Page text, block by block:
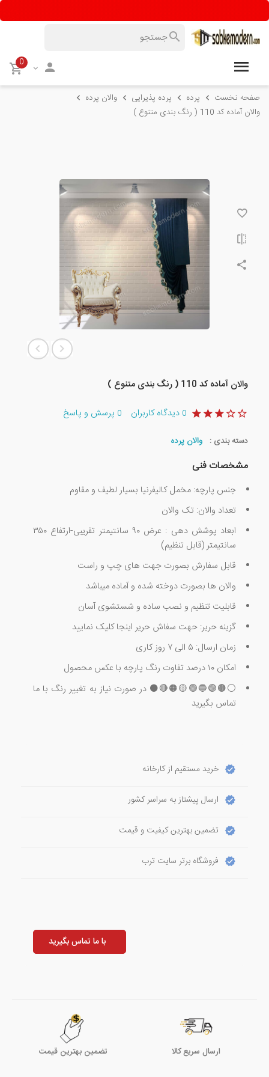
0
صفحه نخست پرده پرده پذیرایی
والان پرده
والان آماده کد 110 ( رنگ بندی متنوع )
والان آماده کد 110 ( رنگ بندی متنوع )
0 دیدگاه کاربران 0 پرسش و پاسخ
دسته بندی : والان پرده
مشخصات فنی
جنس پارچه: مخمل کالیفرنیا بسیار لطیف و مقاوم
تعداد والان: تک والان
ابعاد پوشش دهی : عرض ۹۰ سانتیمتر تقریبی-ارتفاع ۳۵۰
سانتیمتر (قابل تنظیم)
قابل سفارش بصورت جهت های چپ و راست
والان ها بصورت دوخته شده و آماده میباشد
قابلیت تنظیم و نصب ساده و شستشوی آسان
گزینه حریر: حهت سفاش حریر اینجا کلیک نمایید
زمان ارسال: ۵ الی ۷ روز کاری
امکان ۱۰ درصد تفاوت رنگ پارچه با عکس محصول
⚪🟤🟣🔵🟢🟡🟠🔴⚫ در صورت نیاز به تغییر رنگ با ما
تماس بگیرید
خرید مستقیم از کارخانه
ارسال پیشتاز به سراسر کشور
تضمین بهترین کیفیت و قیمت
فروشگاه برتر سایت ترب
با ما تماس بگیرید
ارسال سریع کالا تضمین بهترین قیمت